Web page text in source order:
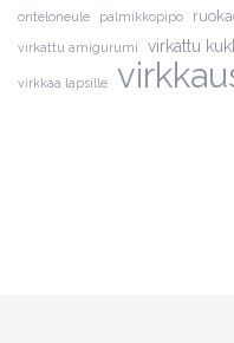
onteloneule
palmikkopipo
virkattu amigurumi virkattu
virkkaa lapsille